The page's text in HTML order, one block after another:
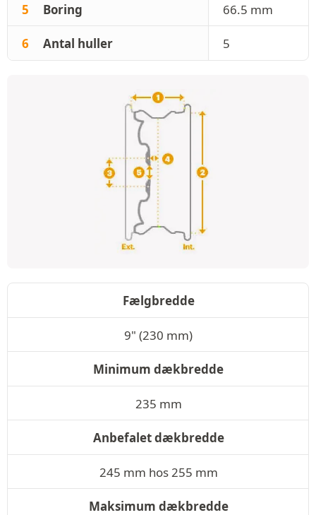
5 Boring 66.5 mm
6 Antal huller 5
Fælgbredde
9" (230 mm)
Minimum dækbredde
235 mm
Anbefalet dækbredde
245 mm hos 255 mm
Maksimum dækbredde